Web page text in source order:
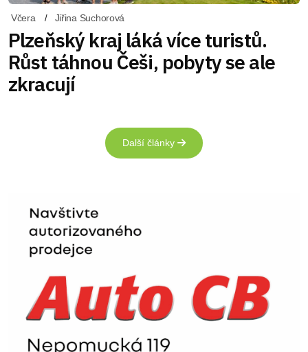
Včera Jiřina Suchorová
Plzeňský kraj láká více turistů.
Růst táhnou Češi, pobyty se ale
zkracují
Další články